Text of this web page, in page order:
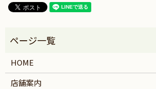
HOME
店舗案内